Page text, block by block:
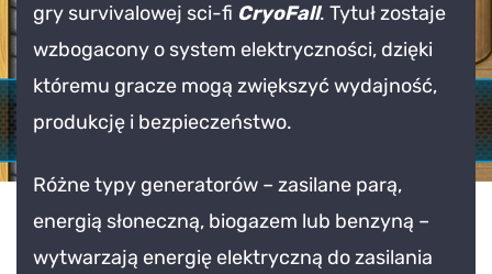
Survivalowa
gra
aktualizację
gry survivalowej sci-fi CryoFall. Tytuł zostaje
wzbogacony o system elektryczności, dzięki
któremu gracze mogą zwiększyć wydajność,
produkcję i bezpieczeństwo.
Różne typy generatorów – zasilane parą,
energią słoneczną, biogazem lub benzyną –
wytwarzają energię elektryczną do zasilania